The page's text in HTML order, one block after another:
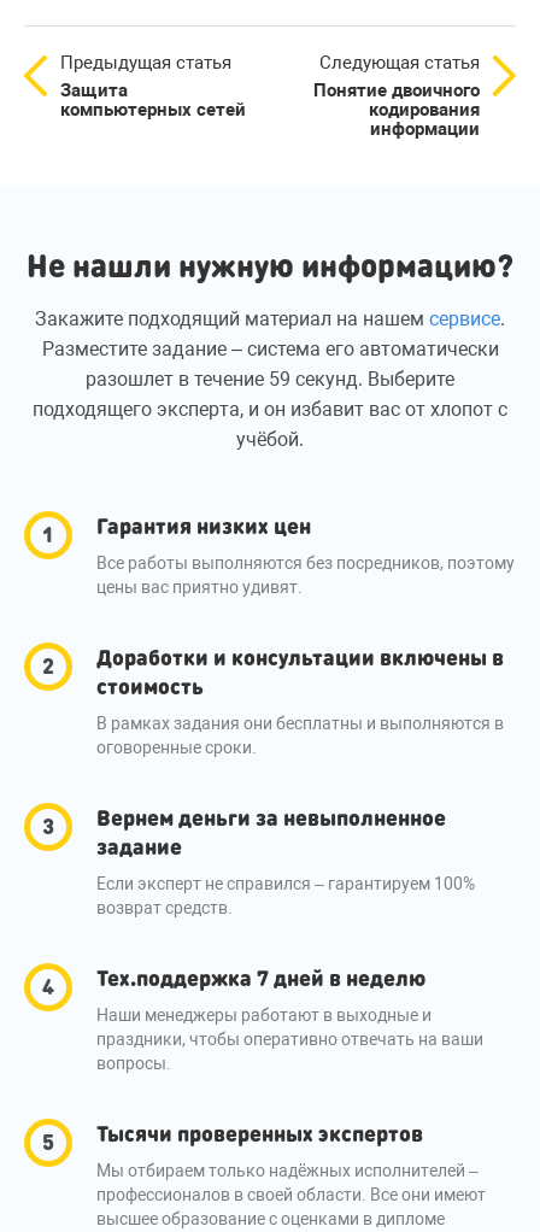
Предыдущая статья
Защита
компьютерных сетей
Следующая статья
Понятие двоичного
кодирования
информации
Не нашли нужную информацию?
Закажите подходящий материал на нашем сервисе.
Разместите задание – система его автоматически
разошлет в течение 59 секунд. Выберите
подходящего эксперта, и он избавит вас от хлопот с
учёбой.
Гарантия низких цен
Все работы выполняются без посредников, поэтому
цены вас приятно удивят.
Доработки и консультации включены в
стоимость
В рамках задания они бесплатны и выполняются в
оговоренные сроки.
Вернем деньги за невыполненное
задание
Если эксперт не справился – гарантируем 100%
возврат средств.
Тех.поддержка 7 дней в неделю
Наши менеджеры работают в выходные и
праздники, чтобы оперативно отвечать на ваши
вопросы.
Тысячи проверенных экспертов
Мы отбираем только надёжных исполнителей –
профессионалов в своей области. Все они имеют
высшее образование с оценками в дипломе